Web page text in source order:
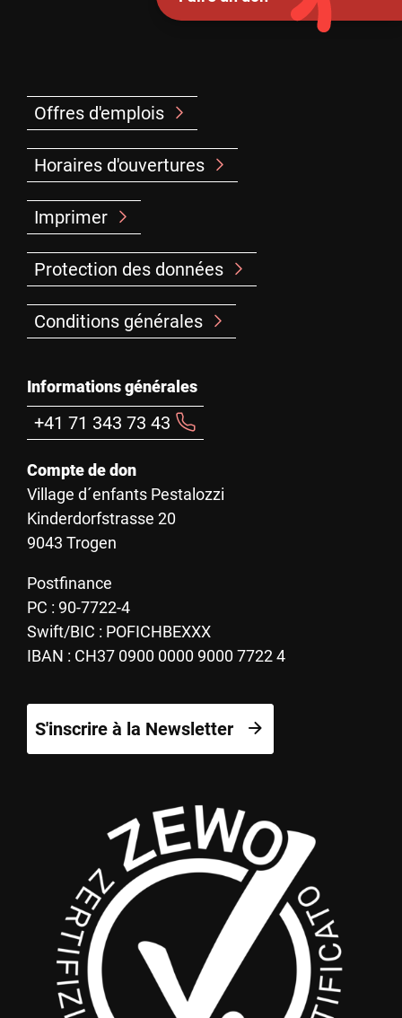
Offres d'emplois
Horaires d'ouvertures
Imprimer
Protection des données
Conditions générales
Informations générales
+41 71 343 73 43
Compte de don
Village d´enfants Pestalozzi
Kinderdorfstrasse 20
9043 Trogen
Postfinance
PC : 90-7722-4
Swift/BIC : POFICHBEXXX
IBAN : CH37 0900 0000 9000 7722 4
S'inscrire à la Newsletter